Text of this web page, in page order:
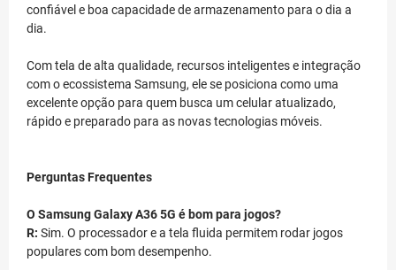
confiável e boa capacidade de armazenamento para o dia a
dia.
Com tela de alta qualidade, recursos inteligentes e integração
com o ecossistema Samsung, ele se posiciona como uma
excelente opção para quem busca um celular atualizado,
rápido e preparado para as novas tecnologias móveis.
Perguntas Frequentes
O Samsung Galaxy A36 5G é bom para jogos?
R: Sim. O processador e a tela fluida permitem rodar jogos
populares com bom desempenho.